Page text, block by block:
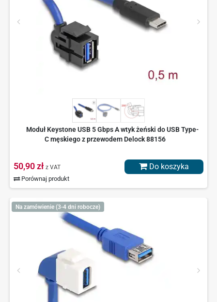
Moduł Keystone USB 5 Gbps A wtyk żeński do USB Type-
C męskiego z przewodem Delock 88156
50,90 zł z VAT
Porównaj produkt
Do koszyka
Na zamówienie (3-4 dni robocze)